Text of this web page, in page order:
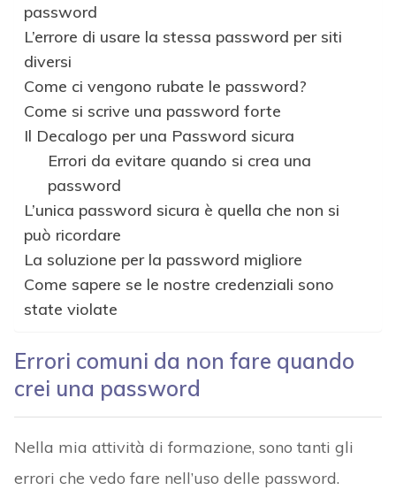
password
L’errore di usare la stessa password per siti
diversi
Come ci vengono rubate le password?
Come si scrive una password forte
Il Decalogo per una Password sicura
Errori da evitare quando si crea una
password
L’unica password sicura è quella che non si
può ricordare
La soluzione per la password migliore
Come sapere se le nostre credenziali sono
state violate
Errori comuni da non fare quando
crei una password
Nella mia attività di formazione, sono tanti gli
errori che vedo fare nell’uso delle password.